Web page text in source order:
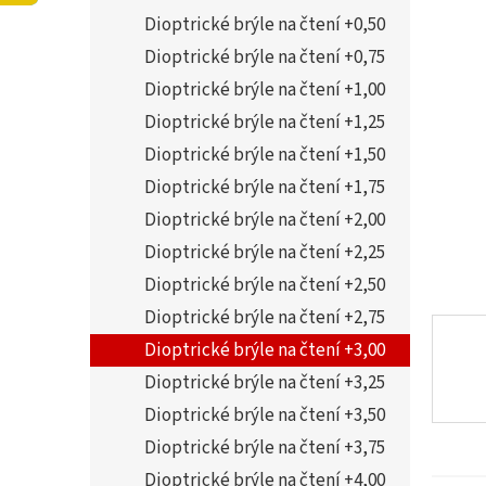
Dioptrické brýle na čtení +0,50
Dioptrické brýle na čtení +0,75
Dioptrické brýle na čtení +1,00
Dioptrické brýle na čtení +1,25
Dioptrické brýle na čtení +1,50
Dioptrické brýle na čtení +1,75
Dioptrické brýle na čtení +2,00
Dioptrické brýle na čtení +2,25
Dioptrické brýle na čtení +2,50
Dioptrické brýle na čtení +2,75
Dioptrické brýle na čtení +3,00
Dioptrické brýle na čtení +3,25
Dioptrické brýle na čtení +3,50
Dioptrické brýle na čtení +3,75
Dioptrické brýle na čtení +4,00